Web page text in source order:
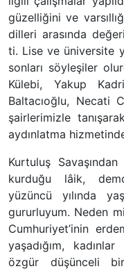
güzelliğini ve
dilleri arasında
ti. Lise ve üniversite
sonları söyleşiler
Külebi, Yakup
Baltacıoğlu, Necati
şairlerimizle
aydınlatma
Kurtuluş
kurduğu lâik,
yüzüncü yılında
gururluyum. Neden
Cumhuriyet’inin
yaşadığım,
özgür düşünceli